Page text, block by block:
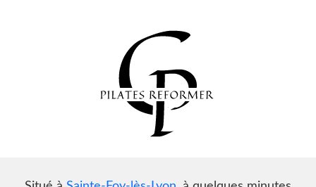
Une méthode douce et précise pour
retrouver équilibre, posture et énergie
Réserver un cours
CPilates Reformer